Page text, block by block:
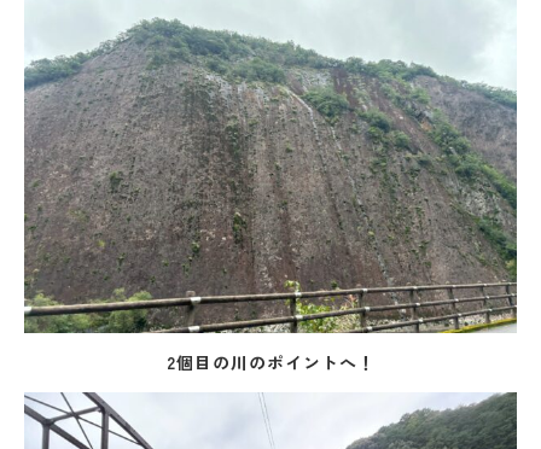
2個目の川のポイントへ！